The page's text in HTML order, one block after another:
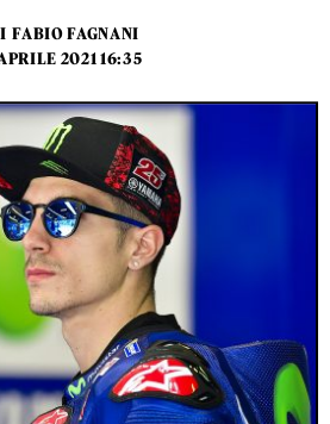
FABIO FAGNANI
2021 16:35